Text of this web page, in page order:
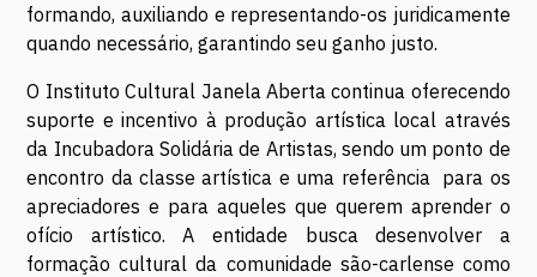
formando, auxiliando e representando-os juridicamente
quando necessário, garantindo seu ganho justo.
O Instituto Cultural Janela Aberta continua oferecendo
suporte e incentivo à produção artística local através
da Incubadora Solidária de Artistas, sendo um ponto de
encontro da classe artística e uma referência para os
apreciadores e para aqueles que querem aprender o
ofício artístico. A entidade busca desenvolver a
formação cultural da comunidade são-carlense como